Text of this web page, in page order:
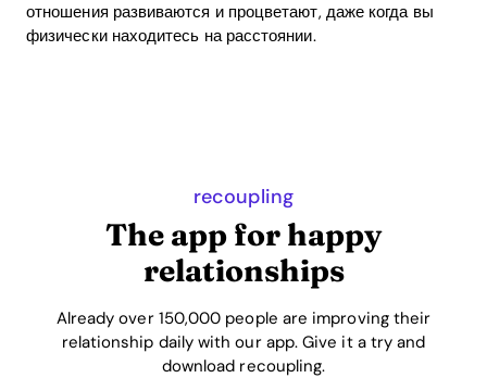
отношения развиваются и процветают, даже когда вы
физически находитесь на расстоянии.
recoupling
The app for happy
relationships
Already over 150,000 people are improving their
relationship daily with our app. Give it a try and
download recoupling.